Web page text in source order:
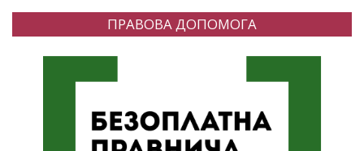
ПРАВОВА ДОПОМОГА